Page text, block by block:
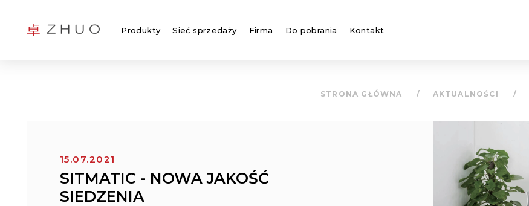
Produkty Sieć sprzedaży Firma Do pobrania Kontakt
STRONA GŁÓWNA AKTUALNOŚCI
15.07.2021
SITMATIC - NOWA JAKOŚĆ
SIEDZENIA